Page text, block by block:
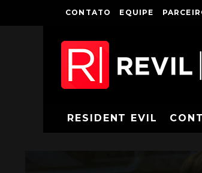
CONTATO EQUIPE
RESIDENT EVIL